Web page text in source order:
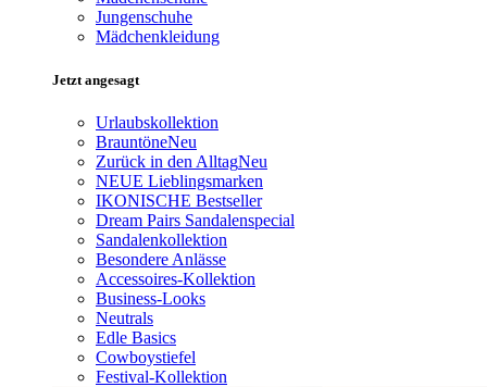
Jungenschuhe
Mädchenkleidung
Jetzt angesagt
Urlaubskollektion
BrauntöneNeu
Zurück in den AlltagNeu
NEUE Lieblingsmarken
IKONISCHE Bestseller
Dream Pairs Sandalenspecial
Sandalenkollektion
Besondere Anlässe
Accessoires-Kollektion
Business-Looks
Neutrals
Edle Basics
Cowboystiefel
Festival-Kollektion